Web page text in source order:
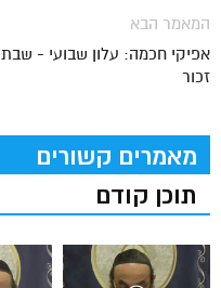
המאמר הבא
אפיקי חכמה: עלון שבועי - שבת
זכור
מאמרים קשורים
תוכן קודם